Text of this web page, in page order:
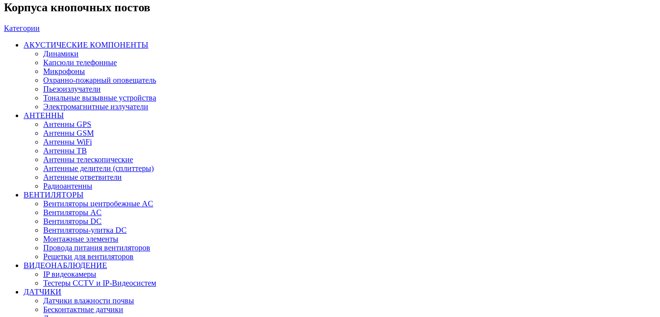
Корпуса кнопочных постов
Категории
АКУСТИЧЕСКИЕ КОМПОНЕНТЫ
Динамики
Капсюли телефонные
Микрофоны
Охранно-пожарный оповещатель
Пьезоизлучатели
Тональные вызывные устройства
Электромагнитные излучатели
АНТЕННЫ
Антенны GPS
Антенны GSM
Антенны WiFi
Антенны ТВ
Антенны телескопические
Антенные делители (сплиттеры)
Антенные ответвители
Радиоантенны
ВЕНТИЛЯТОРЫ
Вентиляторы центробежные AC
Вентиляторы AC
Вентиляторы DC
Вентиляторы-улитка DC
Монтажные элементы
Провода питания вентиляторов
Решетки для вентиляторов
ВИДЕОНАБЛЮДЕНИЕ
IP видеокамеры
Тестеры CCTV и IP-Видеосистем
ДАТЧИКИ
Датчики влажности почвы
Бесконтактные датчики